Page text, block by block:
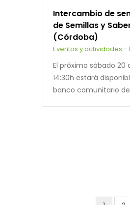
Intercambio de
de Semillas y
(Córdoba)
Eventos y actividades -
El próximo sábado 20
14:30h estará
banco comunitario